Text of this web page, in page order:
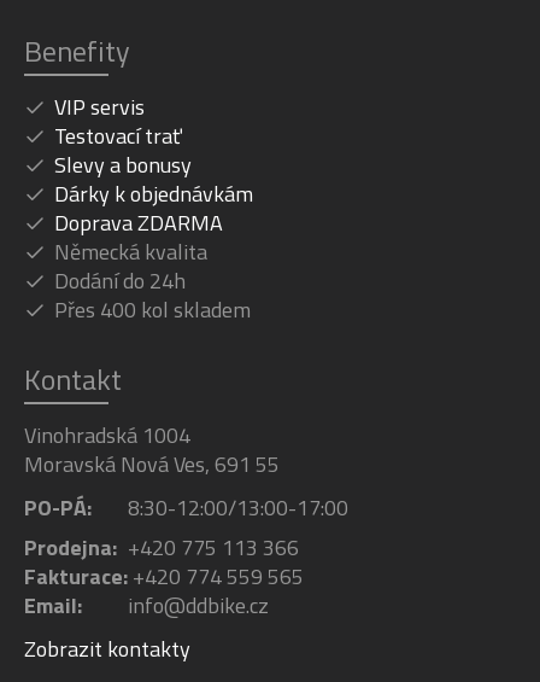
Benefity
VIP servis
Testovací trať
Slevy a bonusy
Dárky k objednávkám
Doprava ZDARMA
Německá kvalita
Dodání do 24h
Přes 400 kol skladem
Kontakt
Vinohradská 1004
Moravská Nová Ves, 691 55
PO-PÁ:
8:30-12:00/13:00-17:00
Prodejna: +420 775 113 366
Fakturace:+420 774 559 565
Email:
info@ddbike.cz
Zobrazit kontakty